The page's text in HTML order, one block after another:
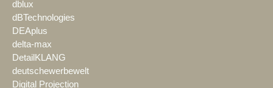
dblux
dBTechnologies
DEAplus
delta-max
DetailKLANG
deutschewerbewelt
Digital Projection